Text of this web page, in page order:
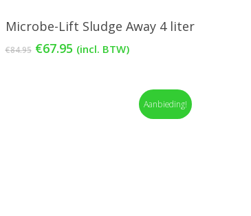
Toevoegen Aan Winkelwagen
Microbe-Lift Sludge Away 4 liter
€84.95 Oorspronkelijke
€67.95Huidige
(incl. BTW)
Aanbieding!